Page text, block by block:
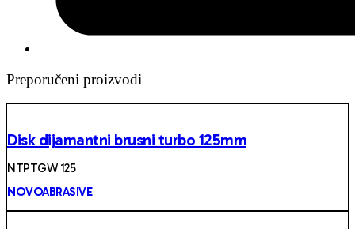
Preporučeni proizvodi
Disk dijamantni brusni turbo 125mm
NTPTGW 125
NOVOABRASIVE